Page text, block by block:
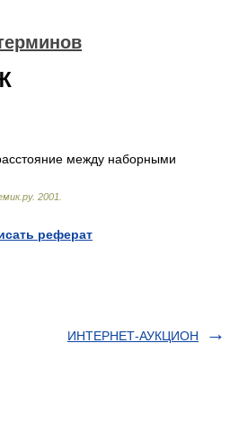
между наборными
. 2001
реферат
ИНТЕРНЕТ-АУКЦИОН